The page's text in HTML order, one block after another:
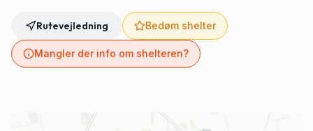
Rutevejledning Bedøm shelter
Mangler der info om shelteren?